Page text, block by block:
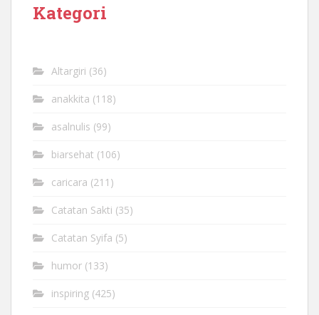
Kategori
Altargiri (36)
anakkita (118)
asalnulis (99)
biarsehat (106)
caricara (211)
Catatan Sakti (35)
Catatan Syifa (5)
humor (133)
inspiring (425)